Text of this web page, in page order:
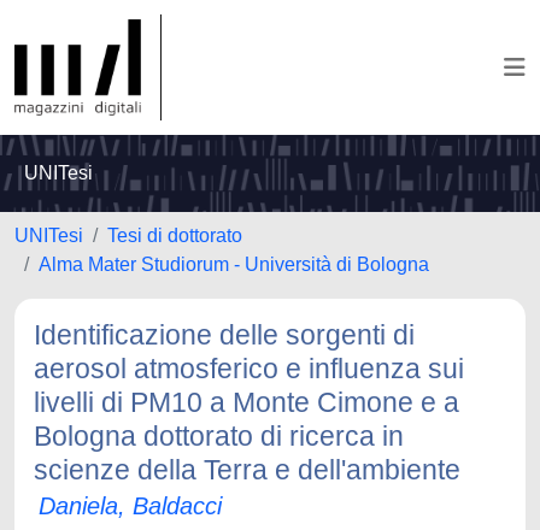
UNITesi
UNITesi
Tesi di dottorato
Alma Mater Studiorum - Università di Bologna
Identificazione delle sorgenti di
aerosol atmosferico e influenza sui
livelli di PM10 a Monte Cimone e a
Bologna dottorato di ricerca in
scienze della Terra e dell'ambiente
Daniela, Baldacci